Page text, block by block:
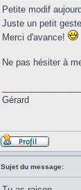
Petite modif
Juste un petit
Merci d'avance!
Ne pas hésiter à
Gérard
Sujet du message: